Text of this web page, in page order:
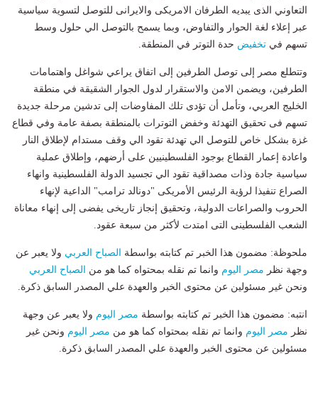
التعاوني الذى يبديه الطرفان الامريكى والايرانى للتوصل لتسوية سياسية
عبر إعلاء لغة الحوار والتفاوض، وبما يسمح بالتوصل الي حلول وسط
تسهم في تخفيض حدة التوتر في المنطقة.
وتتطلع مصر إلى توصل الطرفين إلى اتفاق يراعي شواغل واهتمامات
الطرفين، ويضمن الامن والاستقرار لدول الجوار الشقيقة في منطقة
الخليج العربي، وتأمل أن تؤدى تلك المفاوضات إلى تدشين مرحلة جديدة
تسهم فى تحقيق التهدئة وخفض التوترات بالمنطقة بصفة عامة وفي قطاع
غزة بشكل خاص للتوصل الي تهدئة تقود الي وقف مستدام لإطلاق النار
واعادة إعمار القطاع بوجود الفلسطينيين على أرضهم، وإطلاق عملية
سياسية جادة وذات مصداقية تقود الي تجسيد الدولة الفلسطينية وانهاء
الصراع تنفيذا لرؤية الرئيس الأمريكى "دونالد ترامب" الداعية لإنهاء
الحروب والصراعات الدولية، وتحقيق إنجاز تاريخى يفضى إلى إنهاء معاناة
الشعب الفلسطينى التى امتدت لأكثر من سبعة عقود.
ملحوظة: مضمون هذا الخبر تم كتابته بواسطة الصباح العربي ولا يعبر عن
وجهة نظر مصر اليوم وانما تم نقله بمحتواه كما هو من
الصباح العربي
ونحن غير مسئولين عن محتوى الخبر والعهدة علي المصدر السابق ذكرة.
انتبه: مضمون هذا الخبر تم كتابته بواسطة مصر اليوم ولا يعبر عن وجهة
نظر مصر اليوم وانما تم نقله بمحتواه كما هو من مصر اليوم ونحن غير
مسئولين عن محتوى الخبر والعهدة علي المصدر السابق ذكرة.